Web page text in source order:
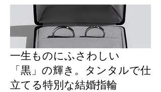
一生ものにふさわしい
「黒」の輝き。タンタルで仕
立てる特別な結婚指輪